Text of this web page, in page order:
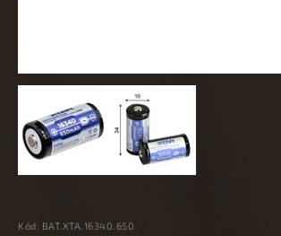
Kód: BAT.XTA.16340.650